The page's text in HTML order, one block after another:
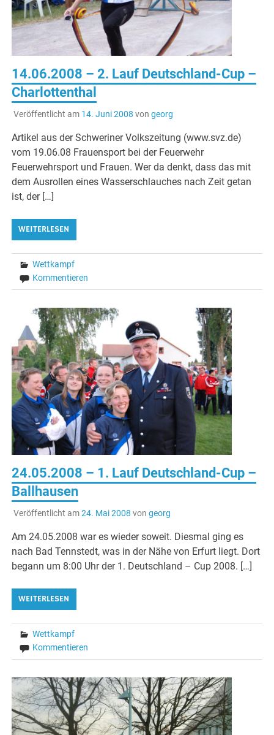
14.06.2008 – 2. Lauf Deutschland-Cup –
Charlottenthal
Veröffentlicht am 14. Juni 2008 von georg
Artikel aus der Schweriner Volkszeitung (www.svz.de)
vom 19.06.08 Frauensport bei der Feuerwehr
Feuerwehrsport und Frauen. Wer da denkt, dass das mit
dem Ausrollen eines Wasserschlauches nach Zeit getan
ist, der […]
WEITERLESEN
Wettkampf
Kommentieren
24.05.2008 – 1. Lauf Deutschland-Cup –
Ballhausen
Veröffentlicht am24. Mai 2008 von georg
Am 24.05.2008 war es wieder soweit. Diesmal ging es
nach Bad Tennstedt, was in der Nähe von Erfurt liegt. Dort
begann um 8:00 Uhr der 1. Deutschland – Cup 2008. […]
WEITERLESEN
Wettkampf
Kommentieren